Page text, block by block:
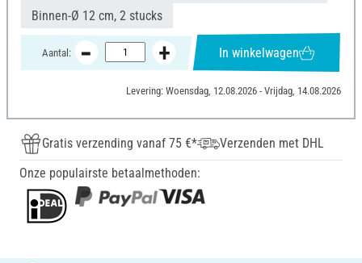
Binnen-Ø 12 cm, 2 stucks
Aantal: In winkelwagen
Levering: Woensdag, 12.08.2026 - Vrijdag, 14.08.2026
Gratis verzending vanaf 75 €*
Verzenden met DHL
Onze populairste betaalmethoden: